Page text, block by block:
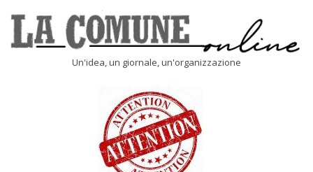
content
Un'idea, un giornale, un'organizzazione